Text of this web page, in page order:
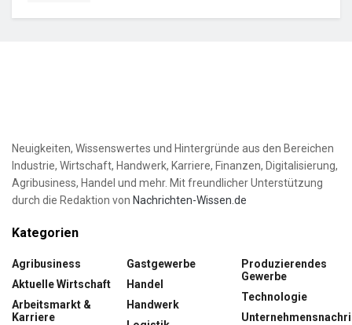
Neuigkeiten, Wissenswertes und Hintergründe aus den Bereichen
Industrie, Wirtschaft, Handwerk, Karriere, Finanzen, Digitalisierung,
Agribusiness, Handel und mehr. Mit freundlicher Unterstützung
durch die Redaktion von Nachrichten-Wissen.de
Kategorien
Agribusiness
Aktuelle Wirtschaft
Arbeitsmarkt &
Karriere
Gastgewerbe
Handel
Handwerk
Produzierendes
Gewerbe
Technologie